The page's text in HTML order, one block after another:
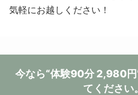
気軽にお越しください！
今なら“体験90分 2,980円
てください。